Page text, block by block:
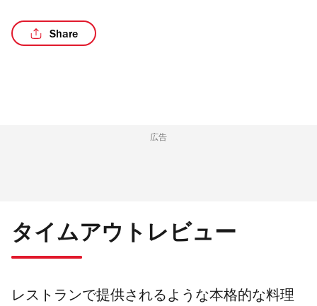
Share
広告
タイムアウトレビュー
レストランで提供されるような本格的な料理